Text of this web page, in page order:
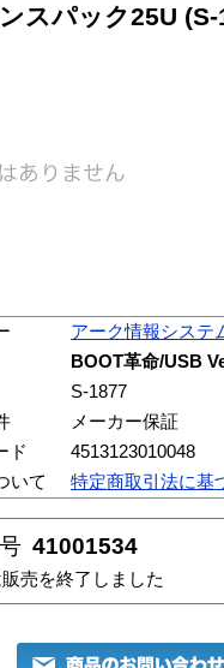
スパック25U
アーク情報システ
BOOT革命/USB
S-1877
メーカー保証
ド
4513123010048
いて
特定商取引法に基
41001534
売を終了しました